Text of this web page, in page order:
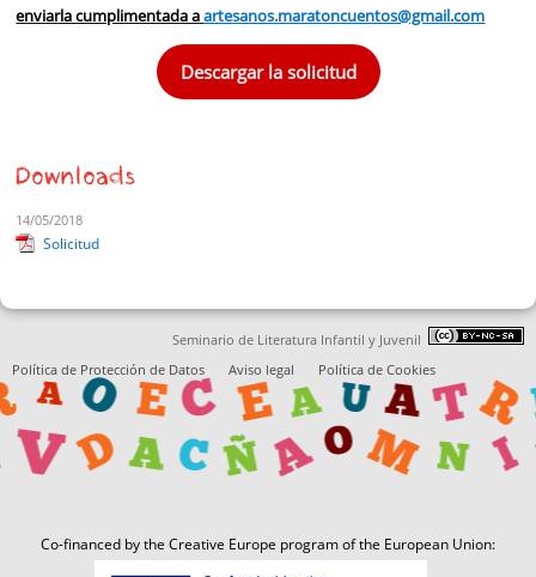
enviarla cumplimentada aartesanos.maratoncuentos@gmail.com
Descargar la solicitud
Downloads
14/05/2018
Solicitud
Seminario de Literatura Infantil y Juvenil
Política de Protección de Datos
Aviso legal Política de Cookies
Co-financed by the Creative Europe program of the European Union: